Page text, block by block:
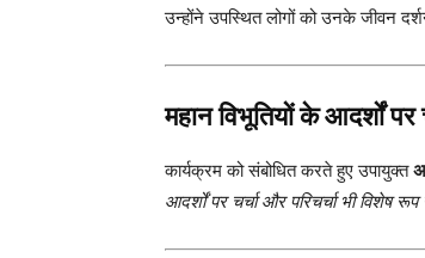
उन्होंने उपस्थित लोगों को उनके जीवन
महान विभूतियों के आदर्शों
कार्यक्रम को संबोधित करते हुए उपायुक्त
आदर्शों पर चर्चा और परिचर्चा भी